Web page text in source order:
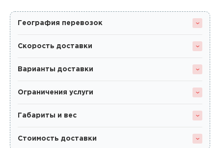
География перевозок
Скорость доставки
Варианты доставки
Ограничения услуги
Габариты и вес
Стоимость доставки